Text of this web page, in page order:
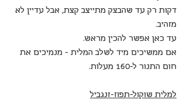
דקות רק עד שהבצק מתייצב קצת, אבל עדיין לא
מזהיב.
עד כאן אפשר להכין מראש.
אם ממשיכים מיד לשלב המלית - מנמיכים את
חום התנור ל-160 מעלות.
למלית שוקול-תפוז-זנגביל